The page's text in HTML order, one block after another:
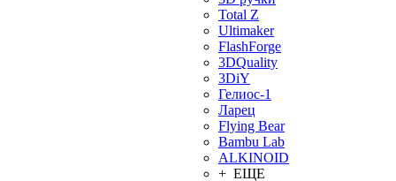
Total Z
Ultimaker
FlashForge
3DQuality
3DiY
Гелиос-1
Ларец
Flying Bear
Bambu Lab
ALKINOID
+ ЕЩЕ